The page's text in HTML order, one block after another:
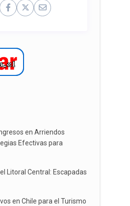
en Arriendos
Efectivas para
Litoral Central: Escapadas
en Chile para el Turismo